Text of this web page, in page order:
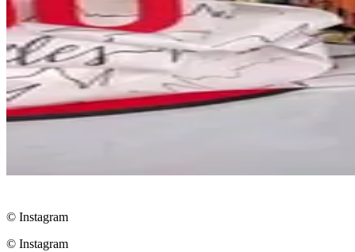
© Instagram
© Instagram